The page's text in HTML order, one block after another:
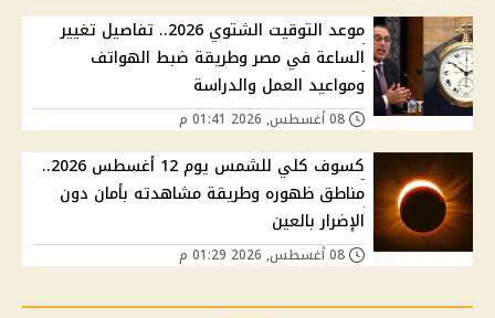
موعد التوقيت الشتوي 2026.. تفاصيل تغيير
الساعة في مصر وطريقة ضبط الهواتف
ومواعيد العمل والدراسة
كسوف كلي للشمس يوم 12 أغسطس 2026..
مناطق ظهوره وطريقة مشاهدته بأمان دون
الإضرار بالعين